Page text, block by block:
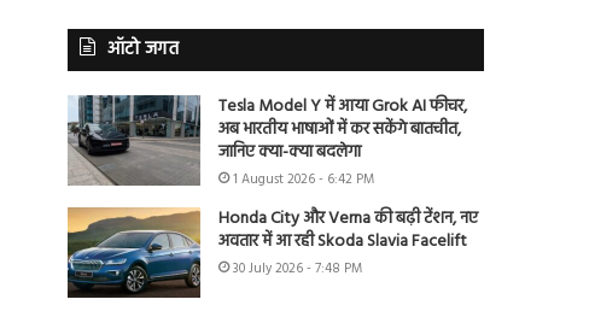
ऑटो जगत
Tesla Model Y में आया Grok AI फीचर,
अब भारतीय भाषाओं में कर सकेंगे बातचीत,
जानिए क्या-क्या बदलेगा
1 August 2026 - 6:42 PM
Honda City और Verna की बढ़ी टेंशन, नए
अवतार में आ रही Skoda Slavia Facelift
30 July 2026 - 7:48 PM